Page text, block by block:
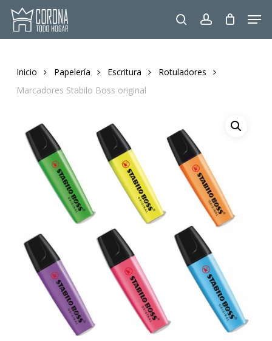
Skip
main
searchaccount
Inicio Papelería Escritura
Rotuladores
Marcadores Stabilo Boss original